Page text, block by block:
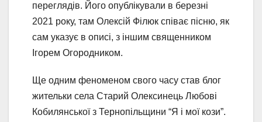
переглядів. Його опублікували в березні
2021 року, там Олексій Філюк співає пісню, як
сам указує в описі, з іншим священником
Ігорем Огородником.
Ще одним феноменом свого часу став блог
жительки села Старий Олексинець Любові
Кобилянської з Тернопільщини “Я і мої кози”.